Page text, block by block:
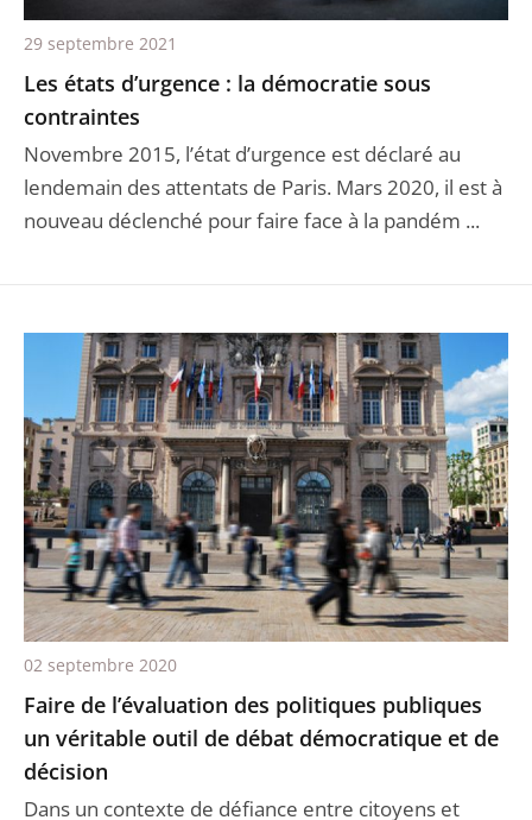
Les états d’urgence : la démocratie sous
contraintes
Novembre 2015, l’état d’urgence est déclaré au
lendemain des attentats de Paris. Mars 2020, il est à
nouveau déclenché pour faire face à la pandém ...
29 septembre 2021
Faire de l’évaluation des politiques publiques
un véritable outil de débat démocratique et de
décision
Dans un contexte de défiance entre citoyens et
02 septembre 2020